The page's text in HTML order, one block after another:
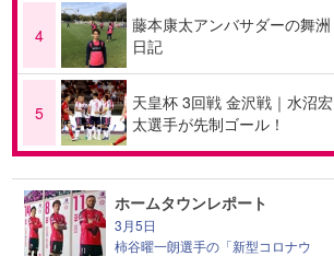
4
藤本康太アンバサダーの舞洲
日記
5
天皇杯 3回戦 金沢戦｜水沼宏
太選手が先制ゴール！
ホームタウンレポート
3月5日
柿谷曜一朗選手の「新型コロナウ